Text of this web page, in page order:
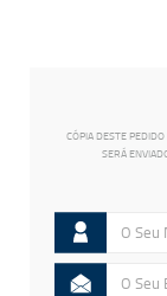
CÓPIA DESTE
SERÁ